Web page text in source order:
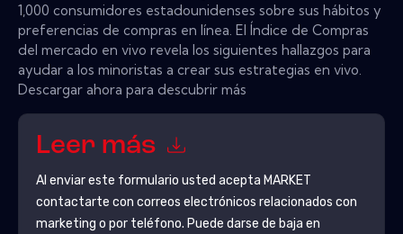
1,000 consumidores estadounidenses sobre sus hábitos y
preferencias de compras en línea. El Índice de Compras
del mercado en vivo revela los siguientes hallazgos para
ayudar a los minoristas a crear sus estrategias en vivo.
Descargar ahora para descubrir más
Leer más
Al enviar este formulario usted acepta MARKET
contactarte con correos electrónicos relacionados con
marketing o por teléfono. Puede darse de baja en